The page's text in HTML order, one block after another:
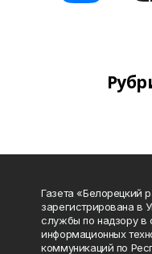
Газета «Белорецкий
зарегистрирована в
службы по надзору в
информационных
коммуникаций по